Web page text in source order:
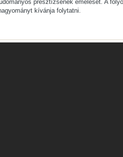
presztízsének emelését. A
kívánja folytatni.